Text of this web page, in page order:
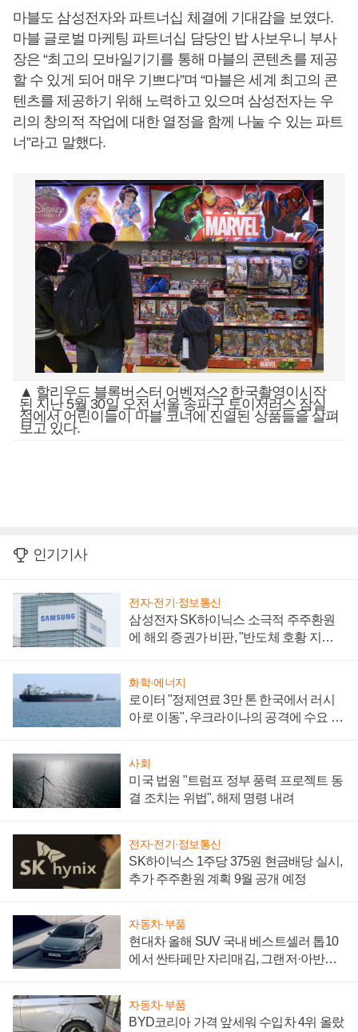
마블도 삼성전자와 파트너십 체결에 기대감을 보였다.
마블 글로벌 마케팅 파트너십 담당인 밥 사보우니 부사
장은 “최고의 모바일기기를 통해 마블의 콘텐츠를 제공
할 수 있게 되어 매우 기쁘다”며 “마블은 세계 최고의 콘
텐츠를 제공하기 위해 노력하고 있으며 삼성전자는 우
리의 창의적 작업에 대한 열정을 함께 나눌 수 있는 파트
너”라고 말했다.
▲ 할리우드 블록버스터 어벤져스2 한국촬영이시작
된 지난 5월 30일 오전 서울 송파구 토이저러스 잠실
점에서 어린이들이 마블 코너에 진열된 상품들을 살펴
보고 있다.
인기기사
전자·전기·정보통신
삼성전자 SK하이닉스 소극적 주주환원
에 해외 증권가 비판, "반도체 호황 지속
화학·에너지
로이터 "정제연료 3만 톤 한국에서 러시
아로 이동", 우크라이나의 공격에 수요 늘
사회
미국 법원 "트럼프 정부 풍력 프로젝트 동
결 조치는 위법", 해제 명령 내려
전자·전기·정보통신
SK하이닉스 1주당 375원 현금배당 실시,
추가 주주환원 계획 9월 공개 예정
자동차·부품
현대차 올해 SUV 국내 베스트셀러 톱10
에서 싼타페만 자리매김, 그랜저·아반떼
자동차·부품
BYD코리아 가격 앞세워 수입차 4위 올랐